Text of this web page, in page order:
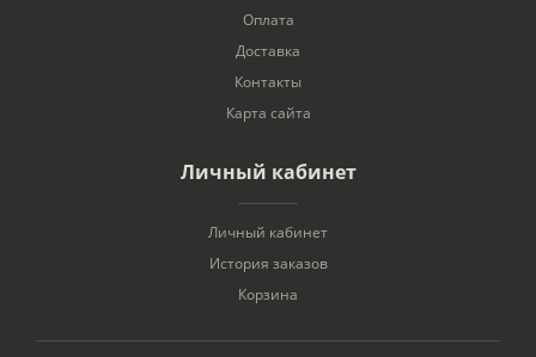
Личный кабинет
Личный кабинет
История заказов
Корзина
Оплата
Доставка
Контакты
Карта сайта